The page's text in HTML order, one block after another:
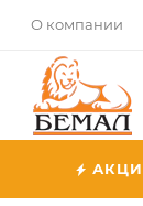
О компании